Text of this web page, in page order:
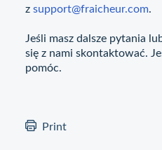
z support@fraicheur.com.
Jeśli masz dalsze pytania
się z nami skontaktować.
pomóc.
Print